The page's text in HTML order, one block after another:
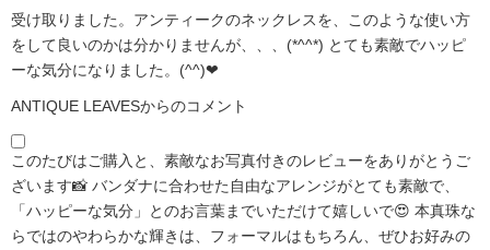
受け取りました。アンティークのネックレスを、このような使い方
をして良いのかは分かりませんが、、、(*^^*) とても素敵でハッピ
ーな気分になりました。(^^)❤
ANTIQUE LEAVESからのコメント
このたびはご購入と、素敵なお写真付きのレビューをありがとうご
ざいます📸 バンダナに合わせた自由なアレンジがとても素敵で、
「ハッピーな気分」とのお言葉までいただけて嬉しいで😍 本真珠な
らではのやわらかな輝きは、フォーマルはもちろん、ぜひお好みの